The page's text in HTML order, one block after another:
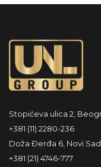
Stopićeva ulica 2,
+381 (11) 2280-236
Doža Đerđa 6, Novi Sad
+381 (21) 4746-777